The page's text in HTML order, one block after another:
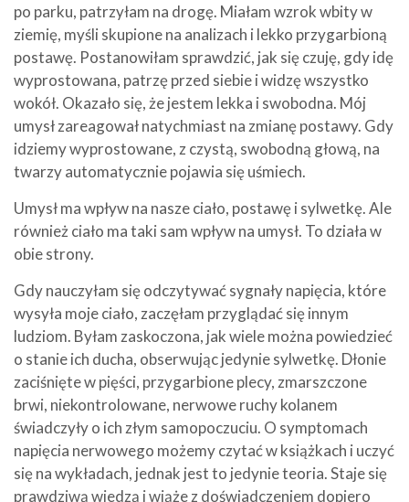
po parku, patrzyłam na drogę. Miałam wzrok wbity w
ziemię, myśli skupione na analizach i lekko przygarbioną
postawę. Postanowiłam sprawdzić, jak się czuję, gdy idę
wyprostowana, patrzę przed siebie i widzę wszystko
wokół. Okazało się, że jestem lekka i swobodna. Mój
umysł zareagował natychmiast na zmianę postawy. Gdy
idziemy wyprostowane, z czystą, swobodną głową, na
twarzy automatycznie pojawia się uśmiech.
Umysł ma wpływ na nasze ciało, postawę i sylwetkę. Ale
również ciało ma taki sam wpływ na umysł. To działa w
obie strony.
Gdy nauczyłam się odczytywać sygnały napięcia, które
wysyła moje ciało, zaczęłam przyglądać się innym
ludziom. Byłam zaskoczona, jak wiele można powiedzieć
o stanie ich ducha, obserwując jedynie sylwetkę. Dłonie
zaciśnięte w pięści, przygarbione plecy, zmarszczone
brwi, niekontrolowane, nerwowe ruchy kolanem
świadczyły o ich złym samopoczuciu. O symptomach
napięcia nerwowego możemy czytać w książkach i uczyć
się na wykładach, jednak jest to jedynie teoria. Staje się
prawdziwą wiedzą i wiąże z doświadczeniem dopiero